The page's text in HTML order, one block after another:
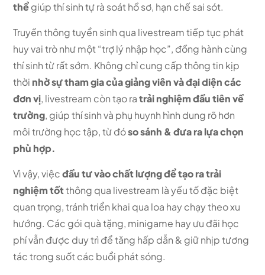
thểgiúp thí sinh tự rà soát hồ sơ, hạn chế sai sót.
Truyền thông tuyển sinh qua livestream tiếp tục phát
huy vai trò như một “trợ lý nhập học”, đồng hành cùng
thí sinh từ rất sớm. Không chỉ cung cấp thông tin kịp
thời nhờ sự tham gia của giảng viên và đại diện các
đơn vị, livestream còn tạo ratrải nghiệm đầu tiên về
trường, giúp thí sinh và phụ huynh hình dung rõ hơn
môi trường học tập, từ đóso sánh & đưa ra lựa chọn
phù hợp.
Vì vậy, việcđầu tư vào chất lượng để tạo ra trải
nghiệm tốtthông qua livestream là yếu tố đặc biệt
quan trọng, tránh triển khai qua loa hay chạy theo xu
hướng. Các gói quà tặng, minigame hay ưu đãi học
phí vẫn được duy trì để tăng hấp dẫn & giữ nhịp tương
tác trong suốt các buổi phát sóng.